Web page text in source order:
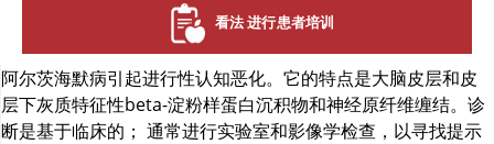
看法 进行患者培训
阿尔茨海默病引起进行性认知恶化。它的特点是大脑皮层和皮
层下灰质特征性beta-淀粉样蛋白沉积物和神经原纤维缠结。诊
断是基于临床的； 通常进行实验室和影像学检查，以寻找提示